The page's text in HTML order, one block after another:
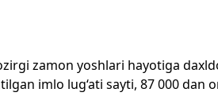
zamon yoshlari hayotiga
imlo lug‘ati sayti, 87 000 dan